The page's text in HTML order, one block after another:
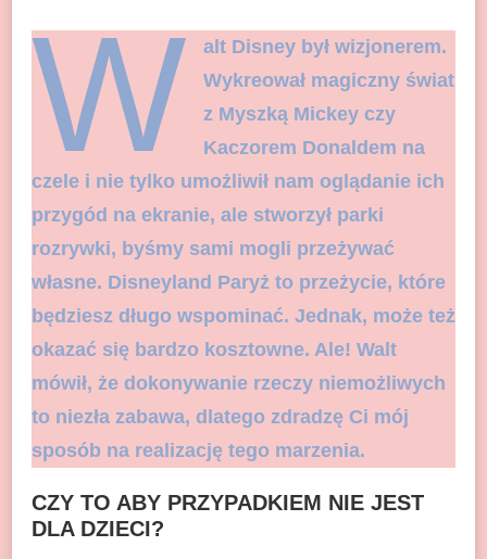
–
PORADY
W
alt Disney był wizjonerem.
Wykreował magiczny świat
z Myszką Mickey czy
Kaczorem Donaldem na
czele i nie tylko umożliwił nam oglądanie ich
przygód na ekranie, ale stworzył parki
rozrywki, byśmy sami mogli przeżywać
własne. Disneyland Paryż to przeżycie, które
będziesz długo wspominać. Jednak, może też
okazać się bardzo kosztowne. Ale! Walt
mówił, że dokonywanie rzeczy niemożliwych
to niezła zabawa, dlatego zdradzę Ci mój
sposób na realizację tego marzenia.
CZY TO ABY PRZYPADKIEM NIE JEST
DLA DZIECI?